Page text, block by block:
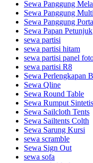
Sewa Panggung
Sewa Panggung
Sewa Panggung
Sewa Papan Petunjuk
sewa partisi
sewa partisi hitam
sewa partisi panel
sewa partisi R8
Sewa Perlengkapan
Sewa Qline
Sewa Round Table
Sewa Rumput Sintetis
Sewa Sailcloth Tents
Sewa Sailtents Colth
Sewa Sarung Kursi
sewa scramble
Sewa Sign Out
sewa sofa